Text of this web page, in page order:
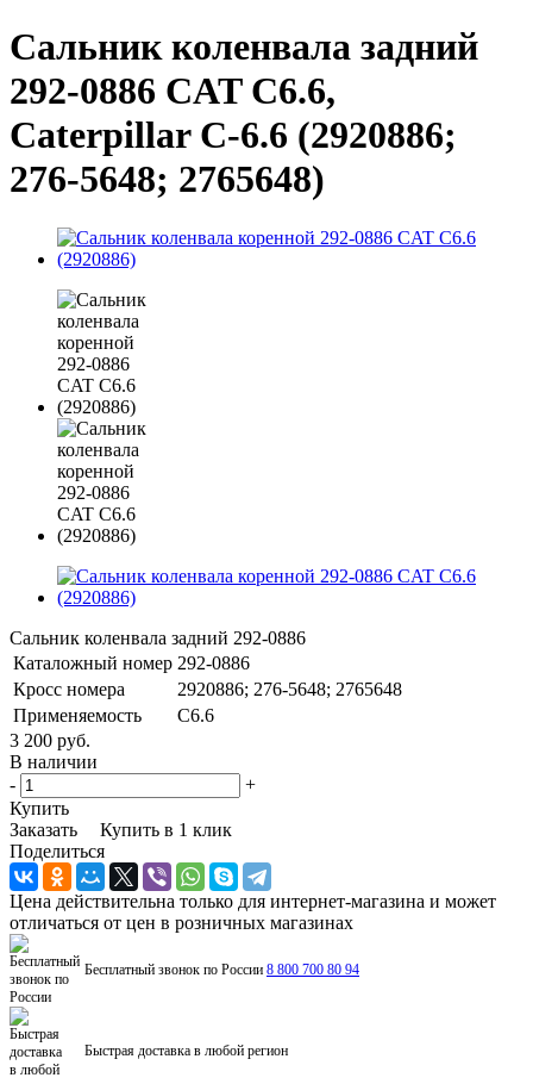
Сальник коленвала задний
292-0886 CAT C6.6,
Caterpillar C-6.6 (2920886;
276-5648; 2765648)
Сальник коленвала задний 292-0886
Каталожный номер 292-0886
Кросс номера
2920886; 276-5648; 2765648
Применяемость
C6.6
3 200 руб.
В наличии
-
+
Купить
Заказать
Купить в 1 клик
Поделиться
Цена действительна только для интернет-магазина и может
отличаться от цен в розничных магазинах
Бесплатный звонок по России 8 800 700 80 94
Быстрая доставка в любой регион